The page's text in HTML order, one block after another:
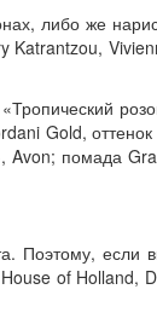
либо же
Katrantzou,
Gold,
помада
Поэтому, если
of Holland,